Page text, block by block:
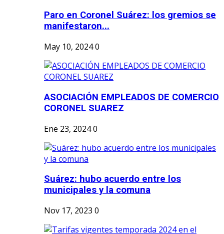
Paro en Coronel Suárez: los gremios se
manifestaron...
May 10, 20240
ASOCIACIÓN EMPLEADOS DE COMERCIO
CORONEL SUAREZ
Ene 23, 20240
Suárez: hubo acuerdo entre los
municipales y la comuna
Nov 17, 2023 0